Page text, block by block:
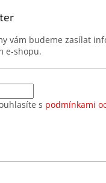
vám budeme zasílat
e-shopu.
s podmínkami